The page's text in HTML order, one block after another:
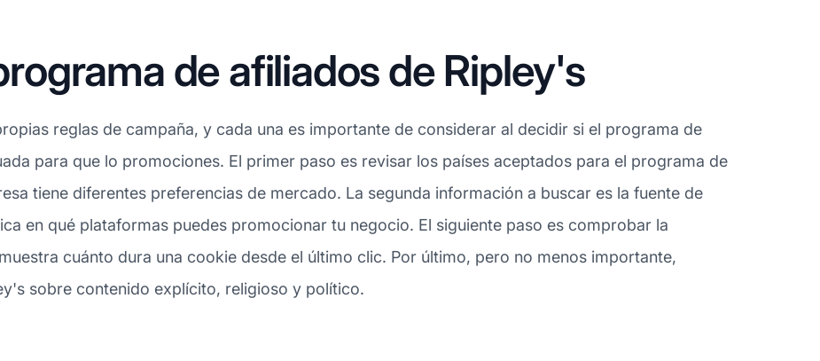
de afiliados de Ripley's
reglas de campaña, y cada una es importante de considerar al decidir si el programa de
para que lo promociones. El primer paso es revisar los países aceptados para el programa de
tiene diferentes preferencias de mercado. La segunda información a buscar es la fuente de
en qué plataformas puedes promocionar tu negocio. El siguiente paso es comprobar la
cuánto dura una cookie desde el último clic. Por último, pero no menos importante,
sobre contenido explícito, religioso y político.